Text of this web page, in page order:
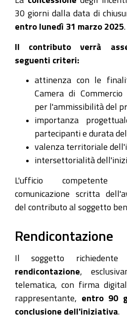
30 giorni dalla data di
entro lunedì 31 marzo 2025
Il contributo verrà
seguenti criteri:
attinenza con le
Camera di Commercio
per l'ammissibilità del
importanza
partecipanti e durata
valenza territoriale
intersettorialità
L'ufficio competente
comunicazione scritta
del contributo al soggetto
Rendicontazione
Il soggetto
rendicontazione ,
telematica, con firma
rappresentante, entro 90
conclusione dell'iniziativa